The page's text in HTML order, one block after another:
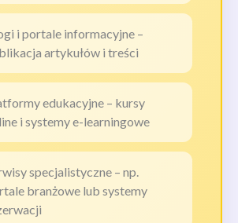
i portale informacyjne –
artykułów i treści
edukacyjne – kursy
i systemy e-learningowe
specjalistyczne – np.
branżowe lub systemy